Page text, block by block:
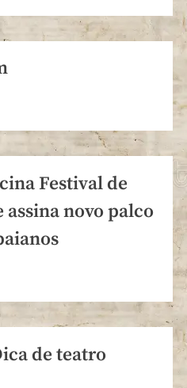
Festival de
assina novo palco
de teatro